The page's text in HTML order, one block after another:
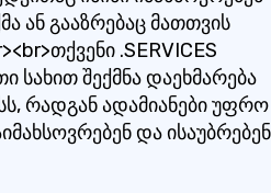
ან გააზრებაც მათთვის
.SERVICES
სახით შექმნა დაეხმარება
რადგან ადამიანები უფრო
და ისაუბრებენ